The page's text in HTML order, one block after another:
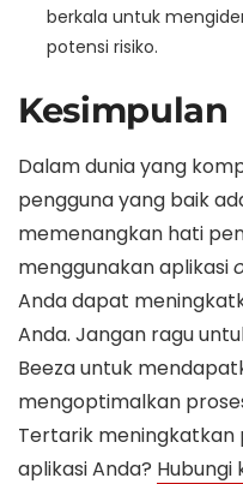
berkala untuk
potensi risiko.
Kesimpulan
Dalam dunia yang
pengguna yang baik
memenangkan hati
menggunakan aplikasi
Anda dapat
Anda. Jangan ragu
Beeza untuk
mengoptimalkan
Tertarik
aplikasi Anda? Hubungi